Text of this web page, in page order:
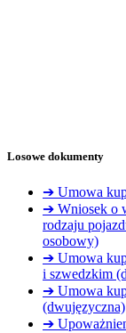
Losowe dokumenty
➔ Umowa
➔ Wniosek o
rodzaju
osobowy)
➔ Umowa
i szwedzkim
➔ Umowa
(dwujęzyczna)
➔